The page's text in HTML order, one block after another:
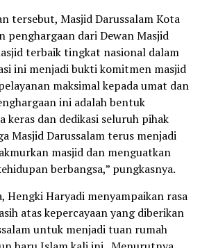
tersebut, Masjid Darussalam Kota
penghargaan dari Dewan Masjid
terbaik tingkat nasional dalam
ini menjadi bukti komitmen masjid
maksimal kepada umat dan
ini adalah bentuk
keras dan dedikasi seluruh pihak
Masjid Darussalam terus menjadi
masjid dan menguatkan
berbangsa,” pungkasnya.
Hengki Haryadi menyampaikan rasa
atas kepercayaan yang diberikan
untuk menjadi tuan rumah